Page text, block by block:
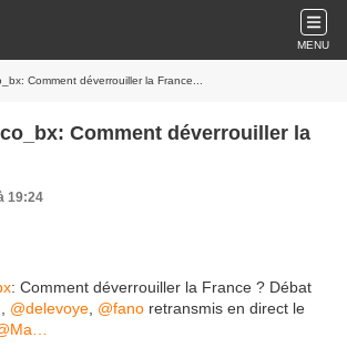
MENU
Comment déverrouiller la France...
Comment déverrouiller la
19:24
: Comment déverrouiller la France ? Débat
@delevoye @fano retransmis en direct le